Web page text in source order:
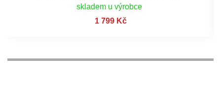
skladem u výrobce
1 799 Kč